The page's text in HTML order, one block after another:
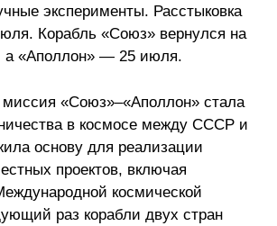
эксперименты. Расстыковка
Корабль «Союз» вернулся на
«Аполлон» — 25 июля.
«Союз»–«Аполлон» стала
в космосе между СССР и
основу для реализации
проектов, включая
космической
раз корабли двух стран